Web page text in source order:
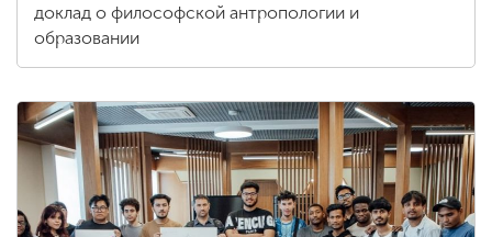
доклад о философской антропологии и
образовании